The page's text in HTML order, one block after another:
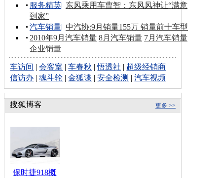
服务精英| 东风乘用车曹智：东风风神让“满意
到家”
汽车销量| 中汽协:9月销量155万 销量前十车型
2010年9月汽车销量 8月汽车销量 7月汽车销量
企业销量
车访间 |会客室 |车春秋 |悟透社 | 超级经销商
信访办 |魂斗轮 |金狐谍 |安全检测 |汽车视频
更多 >>
保时捷918概